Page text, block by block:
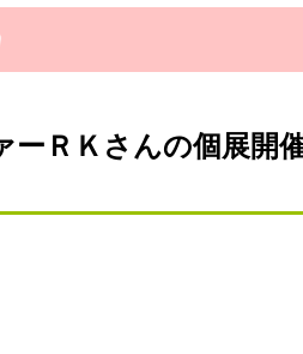
ＲＫさんの個展開